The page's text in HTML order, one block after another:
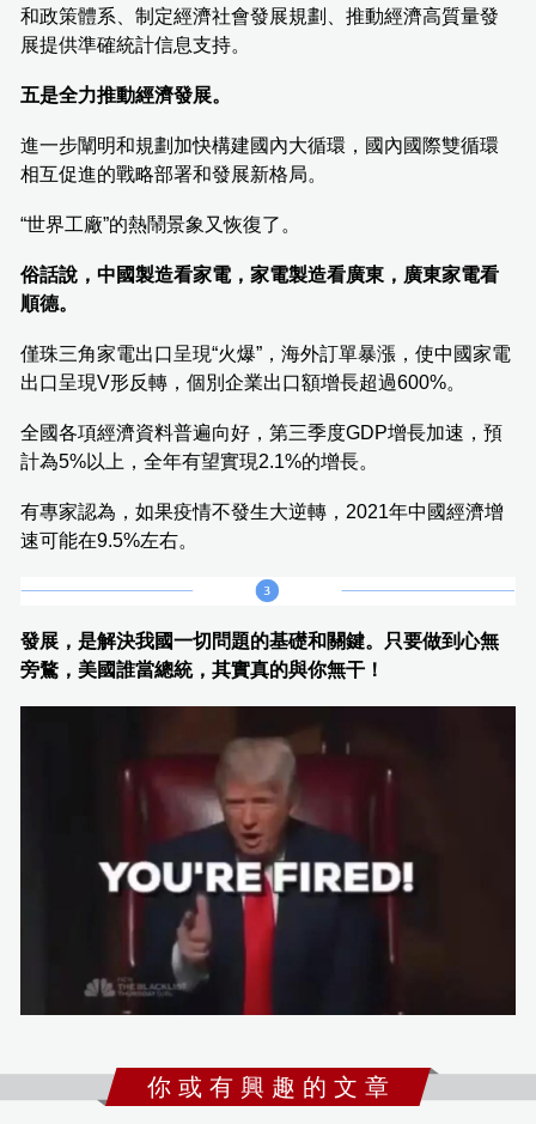
和政策體系、制定經濟社會發展規劃、推動經濟高質量發
展提供準確統計信息支持。
五是全力推動經濟發展。
進一步闡明和規劃加快構建國內大循環，國內國際雙循環
相互促進的戰略部署和發展新格局。
“世界工廠”的熱鬧景象又恢復了。
俗話說，中國製造看家電，家電製造看廣東，廣東家電看
順德。
僅珠三角家電出口呈現“火爆”，海外訂單暴漲，使中國家電
出口呈現V形反轉，個別企業出口額增長超過600%。
全國各項經濟資料普遍向好，第三季度GDP增長加速，預
計為5%以上，全年有望實現2.1%的增長。
有專家認為，如果疫情不發生大逆轉，2021年中國經濟增
速可能在9.5%左右。
發展，是解決我國一切問題的基礎和關鍵。只要做到心無
旁鶩，美國誰當總統，其實真的與你無干！
你 或 有 興 趣 的 文 章